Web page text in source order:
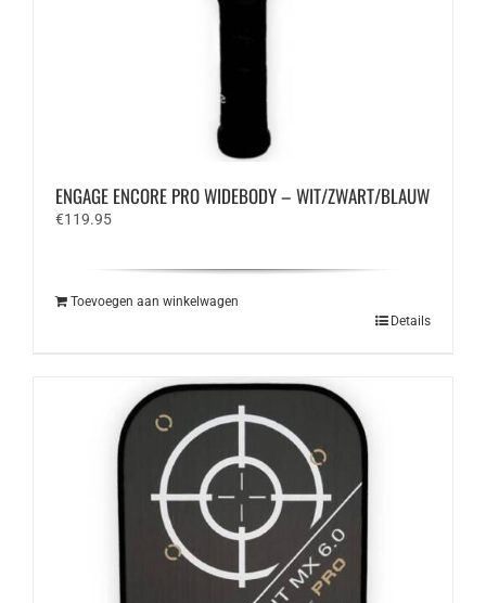
ENGAGE ENCORE PRO WIDEBODY – WIT/ZWART/BLAUW
€119.95
Toevoegen aan winkelwagen
Details